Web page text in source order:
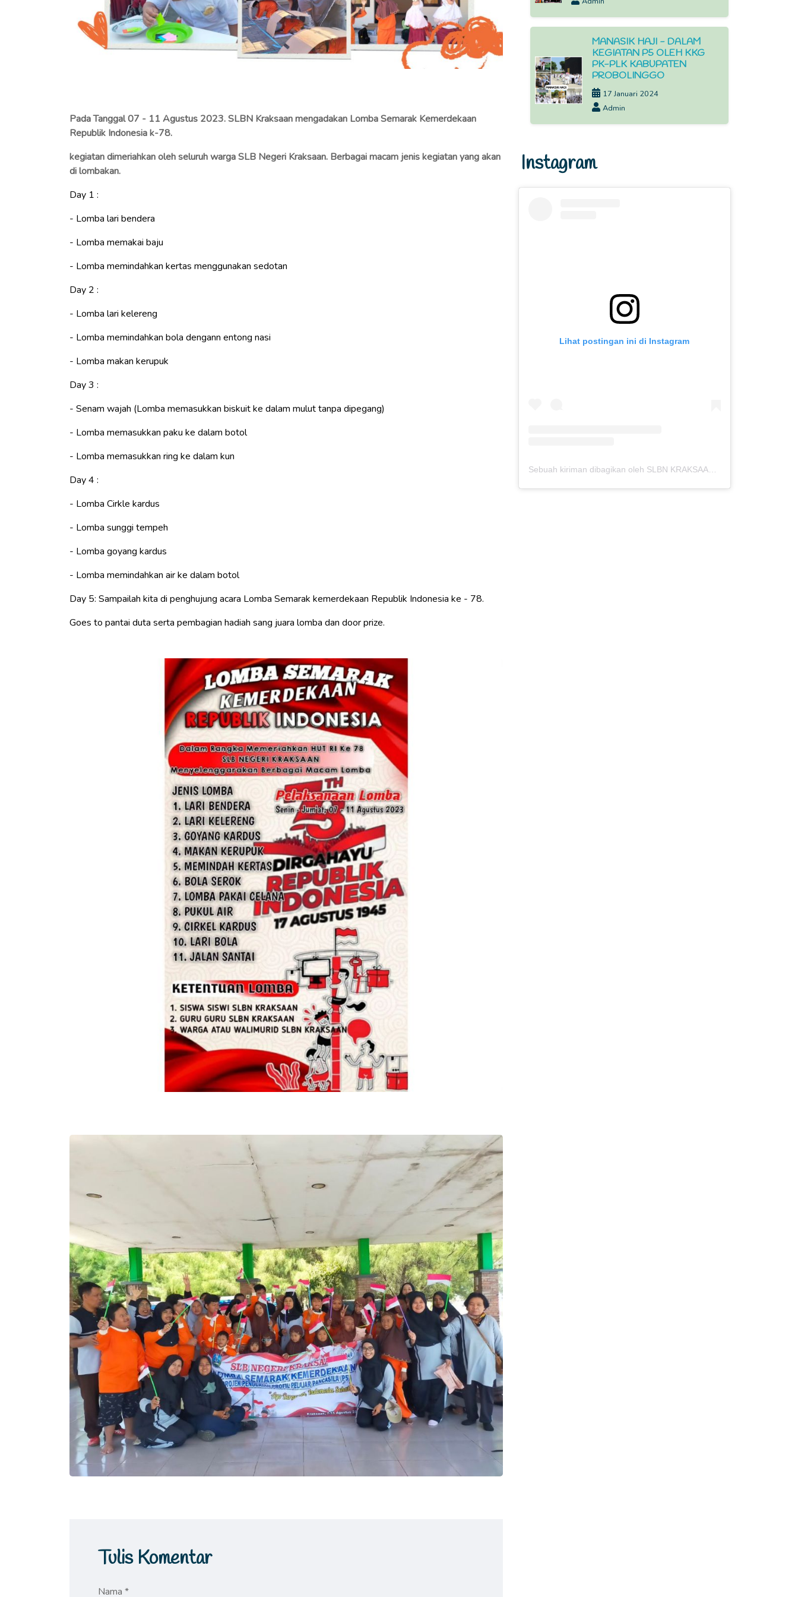
Pada Tanggal 07 - 11 Agustus 2023. SLBN Kraksaan mengadakan Lomba Semarak Kemerdekaan
Republik Indonesia k-78.
kegiatan dimeriahkan oleh seluruh warga SLB Negeri Kraksaan. Berbagai macam jenis kegiatan yang akan
di lombakan.
Day 1 :
- Lomba lari bendera
- Lomba memakai baju
- Lomba memindahkan kertas menggunakan sedotan
Day 2 :
- Lomba lari kelereng
- Lomba memindahkan bola dengann entong nasi
- Lomba makan kerupuk
Day 3 :
- Senam wajah (Lomba memasukkan biskuit ke dalam mulut tanpa dipegang)
- Lomba memasukkan paku ke dalam botol
- Lomba memasukkan ring ke dalam kun
Day 4 :
- Lomba Cirkle kardus
- Lomba sunggi tempeh
- Lomba goyang kardus
- Lomba memindahkan air ke dalam botol
Day 5: Sampailah kita di penghujung acara Lomba Semarak kemerdekaan Republik Indonesia ke - 78.
Goes to pantai duta serta pembagian hadiah sang juara lomba dan door prize.
Tulis Komentar
Nama *
MANASIK HAJI - DALAM
KEGIATAN P5 OLEH KKG
PK-PLK KABUPATEN
PROBOLINGGO
17 Januari 2024
Admin
Instagram
Lihat postingan ini di Instagram